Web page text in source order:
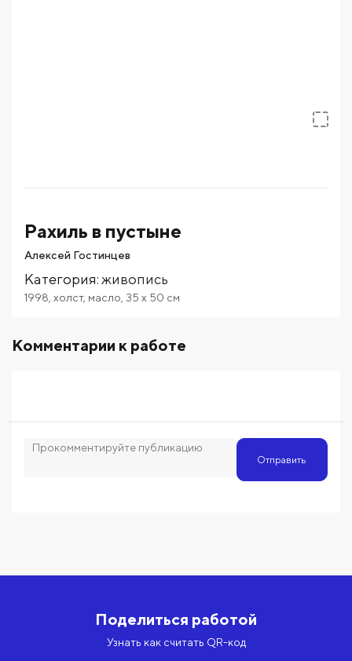
Рахиль в пустыне
Алексей Гостинцев
Категория:живопись
1998 холст, масло 35 x 50 см
Комментарии к работе
Отправить
Поделиться работой
Узнать как считать QR-код